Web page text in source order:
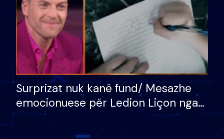
Surprizat nuk kanë fund/ Mesazhe
emocionuese për Ledion Liçon nga
nëna dhe fëmijët e tij, moderatori
nuk i mban dot lotët: Nuk meritoj…